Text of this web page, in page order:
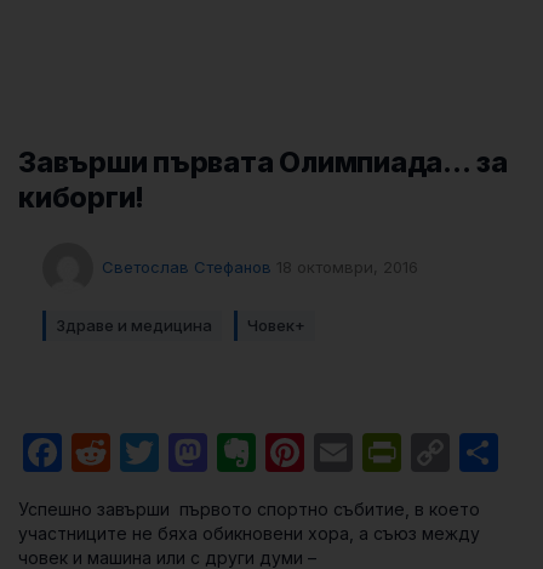
Завърши първата Олимпиада… за
киборги!
Светослав Стефанов 18 октомври, 2016
Здраве и медицина Човек+
Facebook
RedditTwitter
Mastodon
Evernote
Pinterest
Email
Успешно завърши първото спортно събитие, в което
участниците не бяха обикновени хора, а съюз между
човек и машина или с други думи –